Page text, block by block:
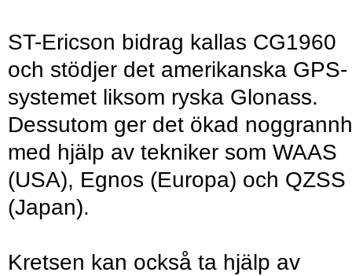
ST-Ericson bidrag kallas CG1960
och stödjer det amerikanska GPS-
systemet liksom ryska Glonass.
Dessutom ger det ökad
med hjälp av tekniker som WAAS
(USA), Egnos (Europa) och QZSS
(Japan).
Kretsen kan också ta hjälp av